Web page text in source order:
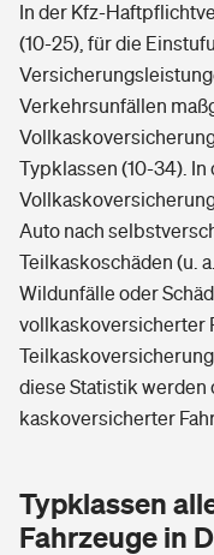
In der Kfz-
(10-25), für die
Verkehrsunfällen
Typklassen (10-34).
Auto nach
Teilkaskoschäden (u.
Wildunfälle oder
vollkaskoversicherter
diese Statistik werden
kaskoversicherter
Typklassen
Fahrzeuge in